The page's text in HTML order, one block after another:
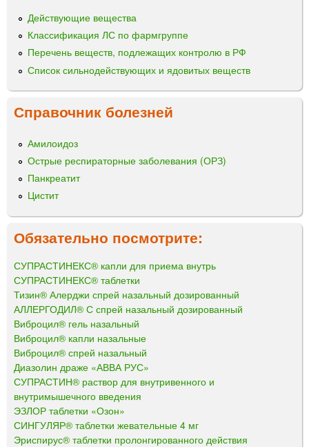
Действующие вещества
Классификация ЛС по фармгруппе
Перечень веществ, подлежащих контролю в РФ
Список сильнодействующих и ядовитых веществ
Справочник болезней
Амилоидоз
Острые респираторные заболевания (ОРЗ)
Панкреатит
Цистит
Обязательно посмотрите:
СУПРАСТИНЕКС® капли для приема внутрь
СУПРАСТИНЕКС® таблетки
Тизин® Алерджи спрей назальный дозированный
АЛЛЕРГОДИЛ® С спрей назальный дозированный
Виброцил® гель назальный
Виброцил® капли назальные
Виброцил® спрей назальный
Диазолин драже «АВВА РУС»
СУПРАСТИН® раствор для внутривенного и
внутримышечного введения
ЭЗЛОР таблетки «Озон»
СИНГУЛЯР® таблетки жевательные 4 мг
Эриспирус® таблетки пролонгированного действия